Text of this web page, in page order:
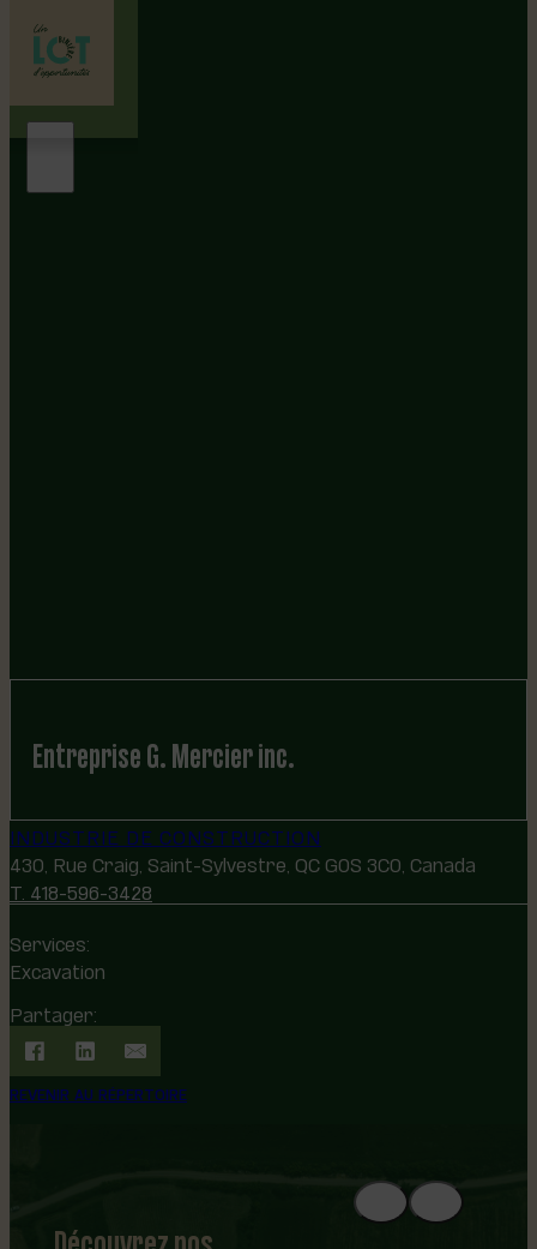
Entreprise G. Mercier inc.
INDUSTRIE DE CONSTRUCTION
430, Rue Craig, Saint-Sylvestre, QC G0S 3C0, Canada
T. 418-596-3428
Services:
Excavation
Partager:
REVENIR AU RÉPERTOIRE
Découvrez nos